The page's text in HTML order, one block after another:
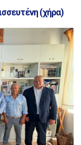
(χήρα)